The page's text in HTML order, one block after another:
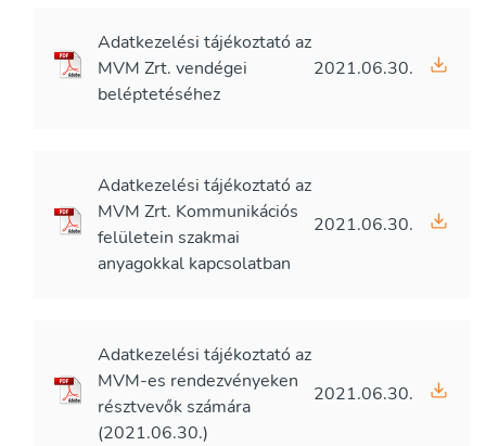
Adatkezelési tájékoztató az
MVM Zrt. vendégei
beléptetéséhez
2021.06.30.
Adatkezelési tájékoztató az
MVM Zrt. Kommunikációs
felületein szakmai
anyagokkal kapcsolatban
2021.06.30.
Adatkezelési tájékoztató az
MVM-es rendezvényeken
résztvevők számára
(2021.06.30.)
2021.06.30.